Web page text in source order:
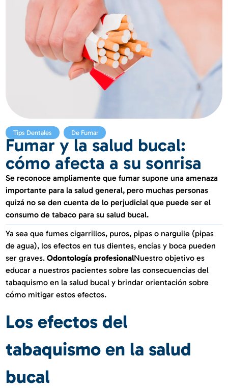
Tips Dentales De Fumar
Fumar y la salud bucal:
cómo afecta a su sonrisa
Se reconoce ampliamente que fumar supone una amenaza
importante para la salud general, pero muchas personas
quizá no se den cuenta de lo perjudicial que puede ser el
consumo de tabaco para su salud bucal.
Ya sea que fumes cigarrillos, puros, pipas o narguile (pipas
de agua), los efectos en tus dientes, encías y boca pueden
ser graves.Odontología profesionalNuestro objetivo es
educar a nuestros pacientes sobre las consecuencias del
tabaquismo en la salud bucal y brindar orientación sobre
cómo mitigar estos efectos.
Los efectos del
tabaquismo en la salud
bucal